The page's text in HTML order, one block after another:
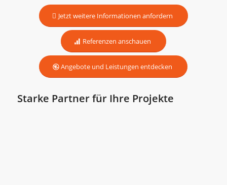
Jetzt weitere Informationen anfordern
Referenzen anschauen
Angebote und Leistungen entdecken
Starke Partner für Ihre Projekte